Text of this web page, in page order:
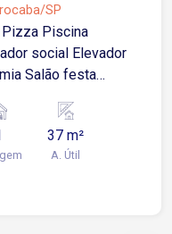
SP
Pizza Piscina
social Elevador
Salão festa
facial
37 m²
A. Útil